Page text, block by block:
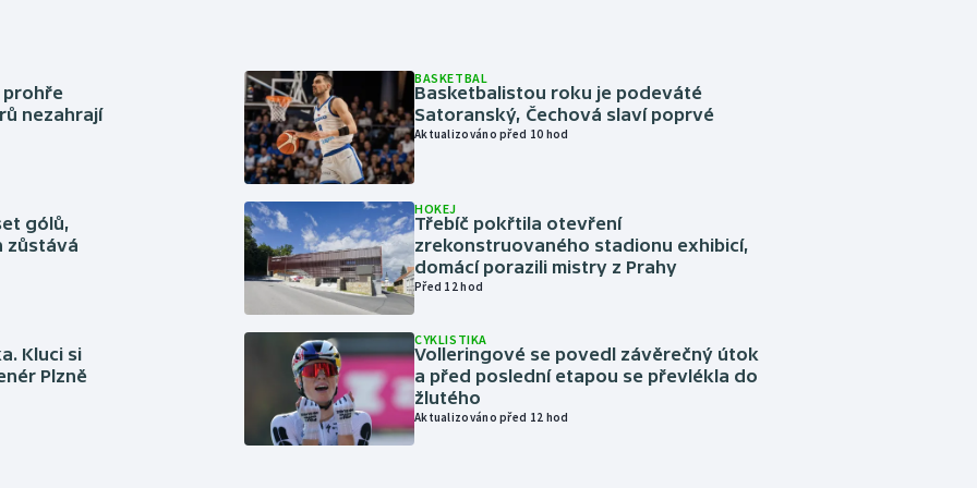
prohře
nezahrají
gólů,
zůstává
Kluci si
Plzně
BASKETBAL
Basketbalistou roku je podeváté
Satoranský, Čechová slaví poprvé
Aktualizováno před 10 hod
HOKEJ
Třebíč pokřtila otevření
zrekonstruovaného stadionu exhibicí,
domácí porazili mistry z Prahy
Před 12 hod
CYKLISTIKA
Volleringové se povedl závěrečný útok
a před poslední etapou se převlékla do
žlutého
Aktualizováno před 12 hod